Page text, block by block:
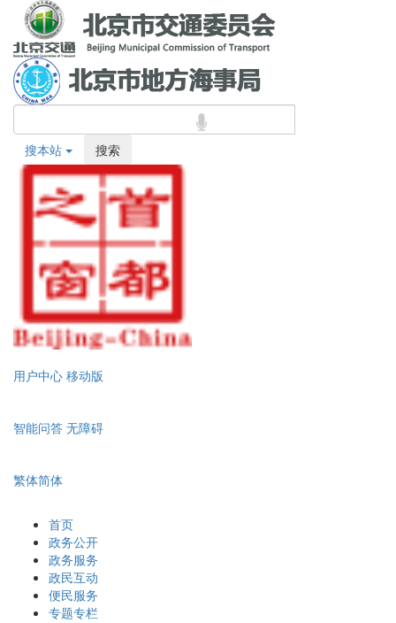
搜本站 搜索
用户中心 移动版
智能问答 无障碍
繁体简体
首页
政务公开
政务服务
政民互动
便民服务
专题专栏